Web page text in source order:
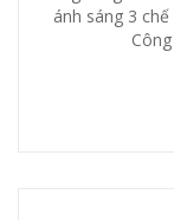
ánh sáng 3